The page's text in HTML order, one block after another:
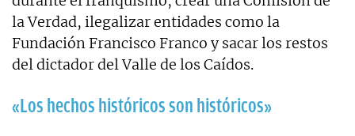
la Verdad, ilegalizar entidades como la
Fundación Francisco Franco y sacar los restos
del dictador del Valle de los Caídos.
«Los hechos históricos son históricos»